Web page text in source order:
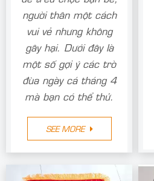
người thân một cách
vui vẻ nhưng không
gây hại. Dưới đây là
một số gợi ý các trò
đùa ngày cá tháng 4
mà bạn có thể thử.
SEE MORE